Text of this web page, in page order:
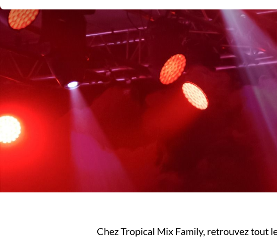
Chez Tropical Mix Family, retrouvez tout